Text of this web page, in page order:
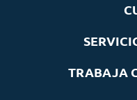
TRABAJA